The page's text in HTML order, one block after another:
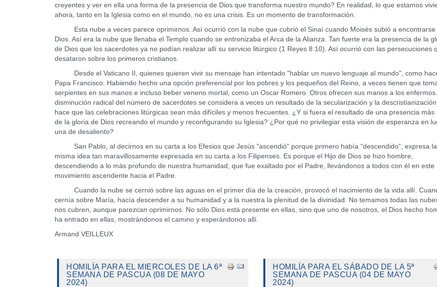
creyentes y ver en ella una forma de la presencia de Dios que transforma nuestro mundo? En realidad, lo que estamos
ahora, tanto en la Iglesia como en el mundo, no es una crisis. Es un momento de transformación.
Esta nube a veces parece oprimirnos. Así ocurrió con la nube que cubrió el Sinaí cuando Moisés subió a encontrarse
Dios. Así era la nube que llenaba el Templo cuando se entronizaba el Arca de la Alianza. Tan fuerte era la presencia de la
de Dios que los sacerdotes ya no podían realizar allí su servicio litúrgico (1 Reyes 8:10). Así ocurrió con las persecuciones
desataron sobre los primeros cristianos.
Desde el Vaticano II, quienes quieren vivir su mensaje han intentado "hablar un nuevo lenguaje al mundo", como
Papa Francisco. Habiendo hecho una opción preferencial por los pobres y los pequeños del Reino, a veces tienen que
serpientes en sus manos e incluso beber veneno mortal, como un Oscar Romero. Otros ofrecen sus manos a los
disminución radical del número de sacerdotes se considera a veces un resultado de la secularización y la
hace que las celebraciones litúrgicas sean más difíciles y menos frecuentes. ¿Y si fuera el resultado de una presencia más
de la gloria de Dios recreando el mundo y reconfigurando su Iglesia? ¿Por qué no privilegiar esta visión de esperanza en
una de desaliento?
San Pablo, al decirnos en su carta a los Efesios que Jesús "ascendió" porque primero había "descendido", expresa la
misma idea tan maravillosamente expresada en su carta a los Filipenses. Es porque el Hijo de Dios se hizo hombre,
descendiendo a lo más profundo de nuestra humanidad, que fue exaltado por el Padre, llevándonos a todos con él en este
movimiento ascendente hacia el Padre.
Cuando la nube se cernió sobre las aguas en el primer día de la creación, provocó el nacimiento de la vida allí.
cernía sobre María, hacía descender a su humanidad y a la nuestra la plenitud de la divinidad. No temamos todas las
nos cubren, aunque parezcan oprimirnos. No sólo Dios está presente en ellas, sino que uno de nosotros, el Dios hecho
ha entrado en ellas, mostrándonos el camino y esperándonos allí.
Armand VEILLEUX
HOMILÍA PARA EL MIERCOLES DE LA 6ª
SEMANA DE PASCUA (08 DE MAYO
2024)
HOMILÍA PARA EL SÁBADO DE LA 5ª
SEMANA DE PASCUA (04 DE MAYO
2024)